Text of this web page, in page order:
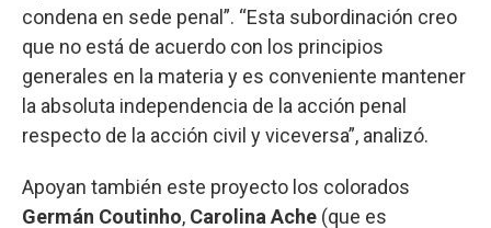
condena en sede penal”. “Esta subordinación creo
que no está de acuerdo con los principios
generales en la materia y es conveniente mantener
la absoluta independencia de la acción penal
respecto de la acción civil y viceversa”, analizó.
Apoyan también este proyecto los colorados
Germán Coutinho, Carolina Ache (que es